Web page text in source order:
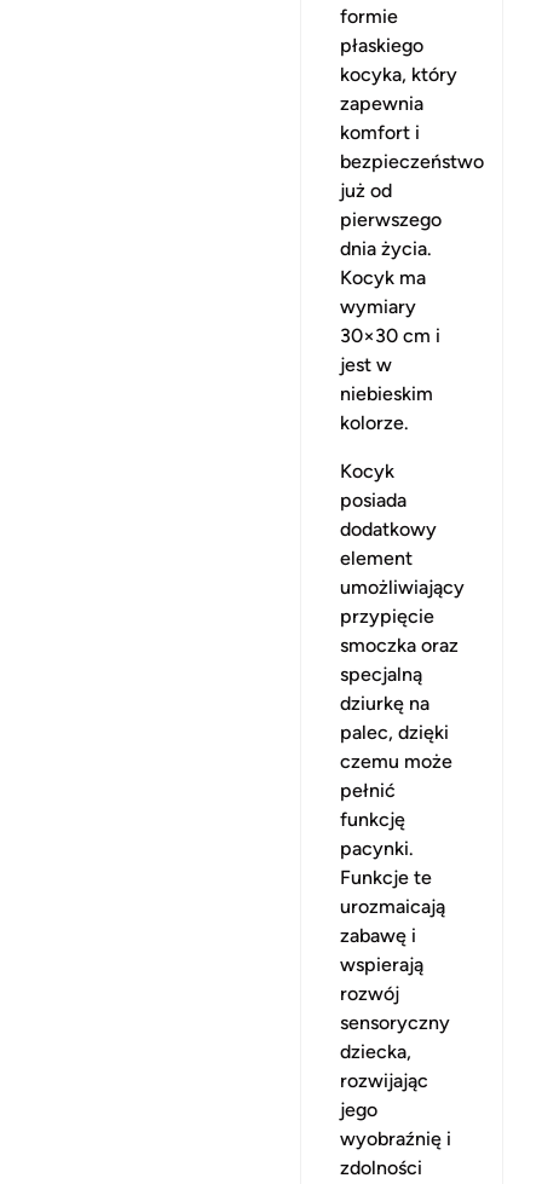
formie
płaskiego
kocyka, który
zapewnia
komfort i
bezpieczeństwo
już od
pierwszego
dnia życia.
Kocyk ma
wymiary
30×30 cm i
jest w
niebieskim
kolorze.
Kocyk
posiada
dodatkowy
element
umożliwiający
przypięcie
smoczka oraz
specjalną
dziurkę na
palec, dzięki
czemu może
pełnić
funkcję
pacynki.
Funkcje te
urozmaicają
zabawę i
wspierają
rozwój
sensoryczny
dziecka,
rozwijając
jego
wyobraźnię i
zdolności